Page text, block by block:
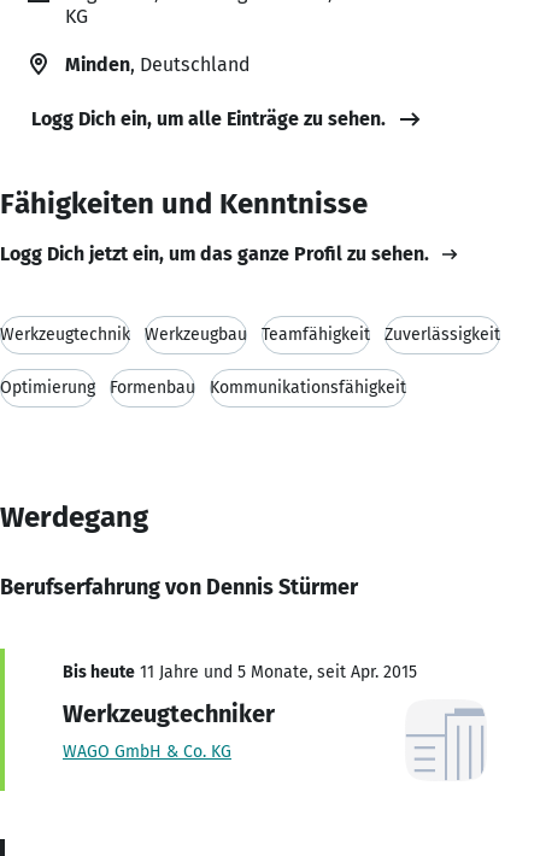
KG
Minden, Deutschland
Logg Dich ein, um alle Einträge zu sehen.
Fähigkeiten und Kenntnisse
Logg Dich jetzt ein, um das ganze Profil zu sehen.
Werkzeugtechnik Werkzeugbau Teamfähigkeit Zuverlässigkeit
Optimierung Formenbau Kommunikationsfähigkeit
Werdegang
Berufserfahrung von Dennis Stürmer
Bis heute 11 Jahre und 5 Monate, seit Apr. 2015
Werkzeugtechniker
WAGO GmbH & Co. KG